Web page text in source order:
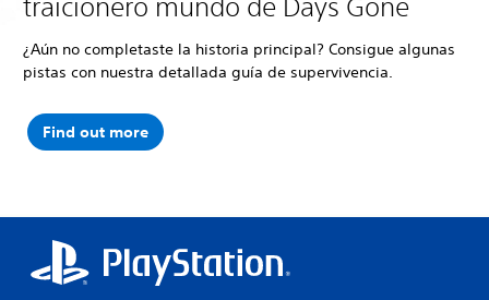
traicionero mundo de Days Gone
¿Aún no completaste la historia principal? Consigue algunas
pistas con nuestra detallada guía de supervivencia.
Find out more